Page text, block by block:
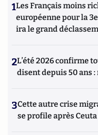
1Les Français moins
européenne pour la
ira le grand
2L’été 2026 confirme
disent depuis 50 ans
3Cette autre crise
se profile après Ceuta